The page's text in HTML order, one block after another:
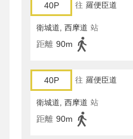
40P 往 羅便臣道
衛城道, 西摩道 站
距離 90m
40P 往 羅便臣道
衛城道, 西摩道 站
距離 90m